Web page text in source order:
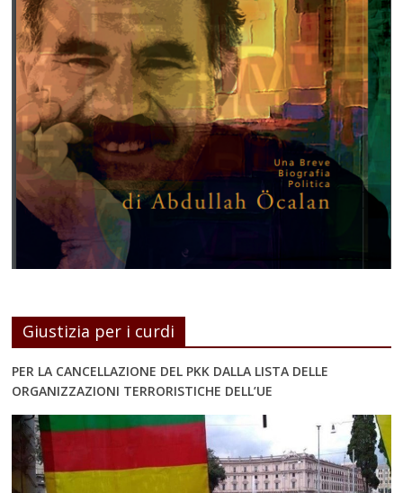
Giustizia per i curdi
PER LA CANCELLAZIONE DEL PKK DALLA LISTA DELLE
ORGANIZZAZIONI TERRORISTICHE DELL’UE